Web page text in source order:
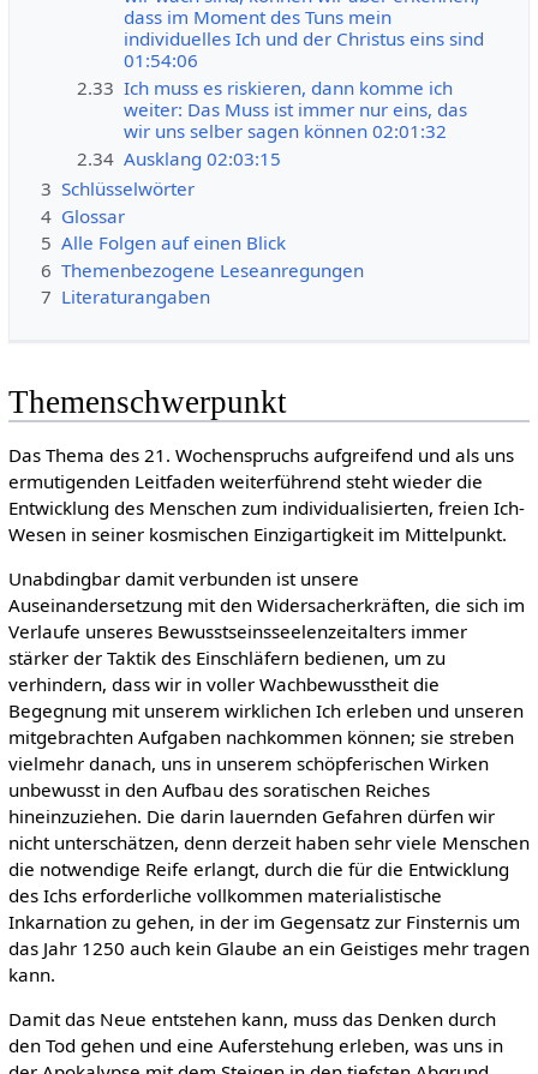
dass im Moment des Tuns mein
individuelles Ich und der Christus eins sind
01:54:06
2.33 Ich muss es riskieren, dann komme ich
weiter: Das Muss ist immer nur eins, das
wir uns selber sagen können 02:01:32
2.34 Ausklang 02:03:15
3 Schlüsselwörter
4 Glossar
5 Alle Folgen auf einen Blick
6 Themenbezogene Leseanregungen
7 Literaturangaben
Themenschwerpunkt
Das Thema des 21. Wochenspruchs aufgreifend und als uns
ermutigenden Leitfaden weiterführend steht wieder die
Entwicklung des Menschen zum individualisierten, freien Ich-
Wesen in seiner kosmischen Einzigartigkeit im Mittelpunkt.
Unabdingbar damit verbunden ist unsere
Auseinandersetzung mit den Widersacherkräften, die sich im
Verlaufe unseres Bewusstseinsseelenzeitalters immer
stärker der Taktik des Einschläfern bedienen, um zu
verhindern, dass wir in voller Wachbewusstheit die
Begegnung mit unserem wirklichen Ich erleben und unseren
mitgebrachten Aufgaben nachkommen können; sie streben
vielmehr danach, uns in unserem schöpferischen Wirken
unbewusst in den Aufbau des soratischen Reiches
hineinzuziehen. Die darin lauernden Gefahren dürfen wir
nicht unterschätzen, denn derzeit haben sehr viele Menschen
die notwendige Reife erlangt, durch die für die Entwicklung
des Ichs erforderliche vollkommen materialistische
Inkarnation zu gehen, in der im Gegensatz zur Finsternis um
das Jahr 1250 auch kein Glaube an ein Geistiges mehr tragen
kann.
Damit das Neue entstehen kann, muss das Denken durch
den Tod gehen und eine Auferstehung erleben, was uns in